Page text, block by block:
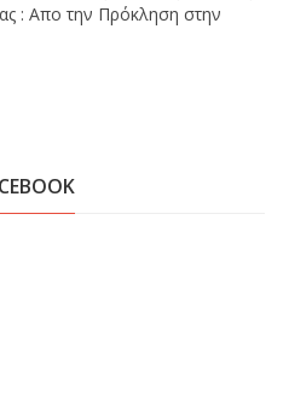
: Απο την Πρόκληση στην